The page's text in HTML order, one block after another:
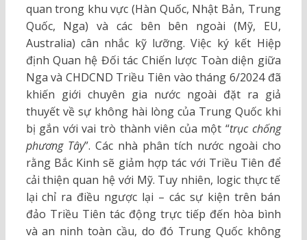
quan trong khu vực (Hàn Quốc, Nhật Bản, Trung
Quốc, Nga) và các bên bên ngoài (Mỹ, EU,
Australia) cân nhắc kỹ lưỡng. Việc ký kết Hiệp
định Quan hệ Đối tác Chiến lược Toàn diện giữa
Nga và CHDCND Triều Tiên vào tháng 6/2024 đã
khiến giới chuyên gia nước ngoài đặt ra giả
thuyết về sự không hài lòng của Trung Quốc khi
bị gắn với vai trò thành viên của một “trục chống
phương Tây”. Các nhà phân tích nước ngoài cho
rằng Bắc Kinh sẽ giảm hợp tác với Triều Tiên để
cải thiện quan hệ với Mỹ. Tuy nhiên, logic thực tế
lại chỉ ra điều ngược lại – các sự kiện trên bán
đảo Triều Tiên tác động trực tiếp đến hòa bình
và an ninh toàn cầu, do đó Trung Quốc không